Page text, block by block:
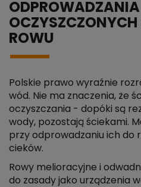
ODPROWADZANIA
OCZYSZCZONYCH
ROWU
Polskie prawo wyraźnie
wód. Nie ma znaczenia, że
oczyszczania - dopóki są
wody, pozostają ściekami.
przy odprowadzaniu ich do
cieków.
Rowy melioracyjne i
do zasady jako urządzenia